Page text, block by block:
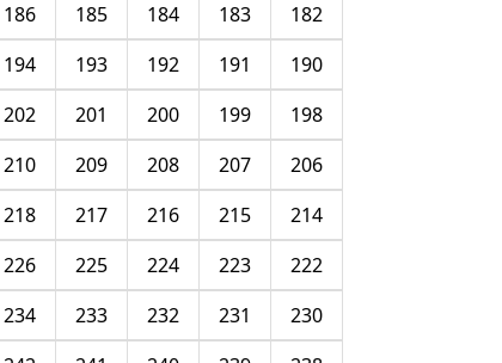
182
183
184
185
186
190
191
192
193
194
198
199
200
201
202
206
207
208
209
210
214
215
216
217
218
222
223
224
225
226
230
231
232
233
234